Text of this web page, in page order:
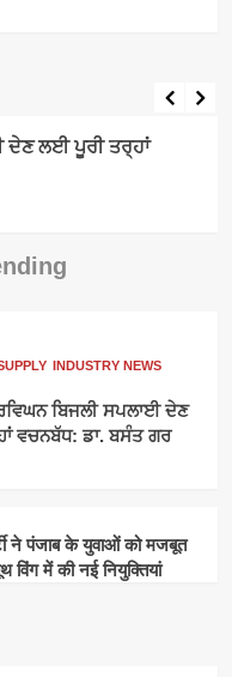
ਦੇਣ ਲਈ ਪੂਰੀ ਤਰ੍ਹਾਂ
INDUSTRY NEWS
ਬਿਜਲੀ ਸਪਲਾਈ ਦੇਣ
ਵਚਨਬੱਧ: ਡਾ. ਬਸੰਤ ਗਰ
ने पंजाब के युवाओं को मजबूत
में की नई नियुक्तियां